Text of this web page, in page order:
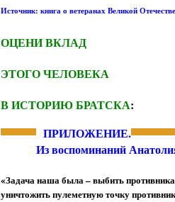
Источник: книга о ветеранах Великой
ОЦЕНИ ВКЛАД
ЭТОГО ЧЕЛОВЕКА
В ИСТОРИЮ БРАТСКА:
ПРИЛОЖЕНИЕ.
Из воспоминаний
«Задача наша была – выбить
уничтожить пулеметную точку